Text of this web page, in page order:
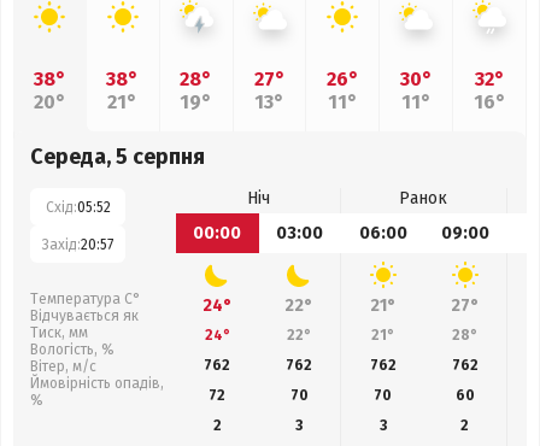
38°
20°
38°
21°
28°
19°
27°
13°
26°
11°
30°
11°
32°
16°
Середа, 5 серпня
Схід:05:52
Захід:20:57
Температура С°
Відчувається як
Тиск, мм
Вологість, %
Вітер, м/с
Ймовірність опадів,
%
Ніч
Ранок
00:00
03:00 06:00 09:00
24° 22° 21° 27°
24° 22° 21° 28°
762
762 762 762
72
70 70 60
2
3 3
2